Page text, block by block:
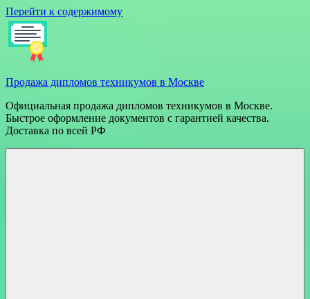
Перейти к содержимому
Продажа дипломов техникумов в Москве
Официальная продажа дипломов техникумов в Москве.
Быстрое оформление документов с гарантией качества.
Доставка по всей РФ